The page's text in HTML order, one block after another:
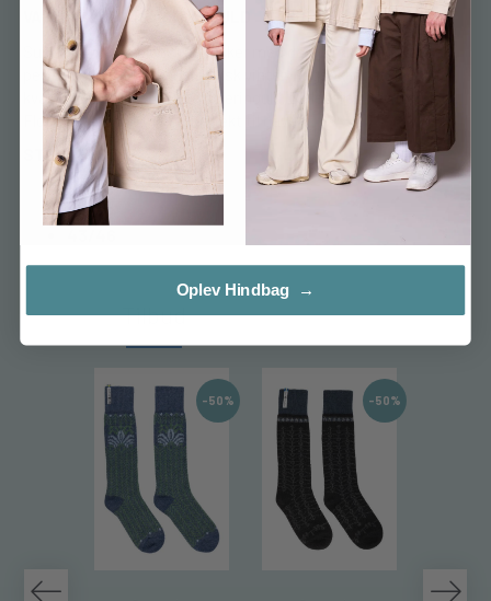
VARM • BLØD • KVALITETSULD
Super varme og bløde ragsokker med det norske flag. Passer
perfekt til en kold skandinavisk vinter. Ragsokker af bedste
kvalitet og er lavet af 80% merinould. De leveres i 3 størrelser.
Flot rustik indpakning - perfekt til gave !
STØRRELSE:
35/38
39/42
Læs mere...
Tilbud
-50% -50%
Oplev Hindbag →